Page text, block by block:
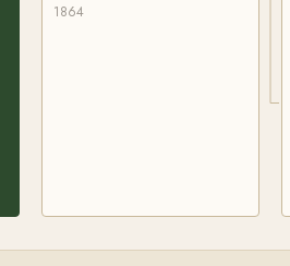
1864